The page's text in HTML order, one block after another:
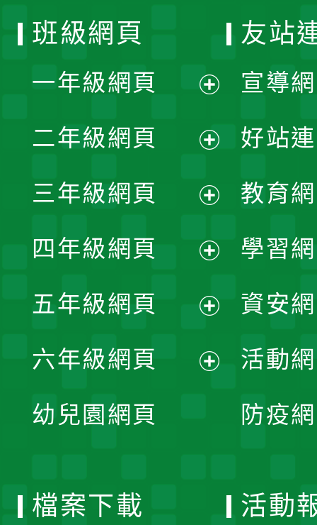
班級網頁
一年級網頁
開
選
單
二年級網頁
開
選
單
三年級網頁
開
選
單
四年級網頁
開
選
五年級網頁
開
六年級網頁
幼兒園網頁
友站
宣導
好站
教育
學習
資安
活動
防疫
檔案下載 活動